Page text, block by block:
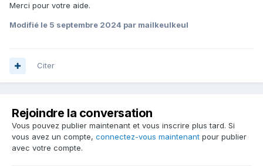
Merci pour votre aide.
Modifié le 5 septembre 2024 par mailkeulkeul
Citer
Rejoindre la conversation
Vous pouvez publier maintenant et vous inscrire plus tard. Si
vous avez un compte, connectez-vous maintenant pour publier
avec votre compte.